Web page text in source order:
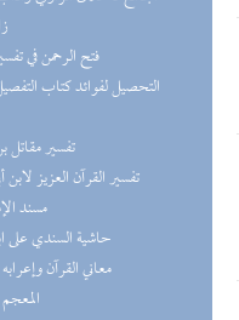
(22) فتح الرحمن في
(21) تفسير
(21) تفسير القرآن العزيز
(21) مسند
(20) حاشية السندي
(18) معاني القرآن
(18)